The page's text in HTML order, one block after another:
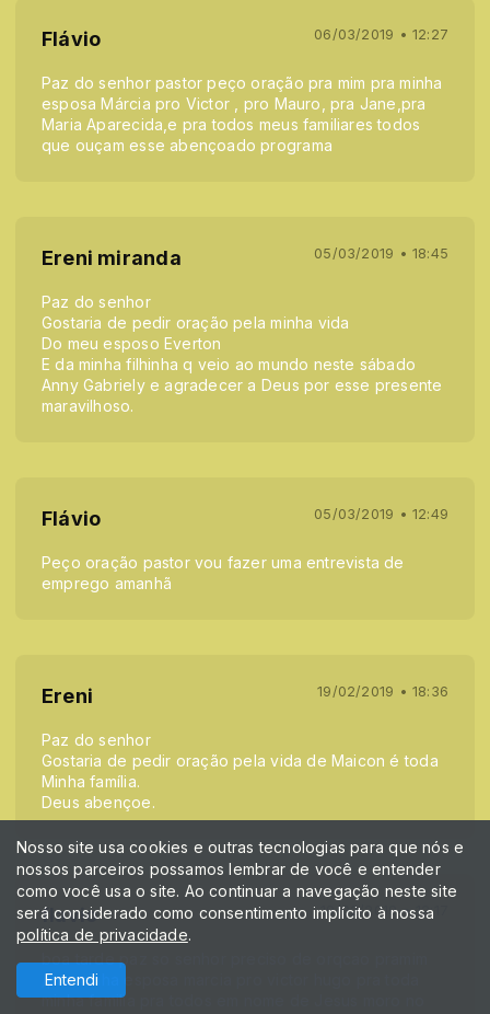
Flávio 06/03/2019 • 12:27
Paz do senhor pastor peço oração pra mim pra minha
esposa Márcia pro Victor , pro Mauro, pra Jane,pra
Maria Aparecida,e pra todos meus familiares todos
que ouçam esse abençoado programa
Ereni miranda 05/03/2019 • 18:45
Paz do senhor
Gostaria de pedir oração pela minha vida
Do meu esposo Everton
E da minha filhinha q veio ao mundo neste sábado
Anny Gabriely e agradecer a Deus por esse presente
maravilhoso.
Flávio 05/03/2019 • 12:49
Peço oração pastor vou fazer uma entrevista de
emprego amanhã
Ereni 19/02/2019 • 18:36
Paz do senhor
Gostaria de pedir oração pela vida de Maicon é toda
Minha família.
Deus abençoe.
flavio 19/02/2019 • 12:17
boa tarde paz so senhor preciso de orqcao pramim
/pra minha esposa marcia pro victor hugo pra toda
minha familia pra todos em nome de Jesus moro no
Nosso site usa cookies e outras tecnologias para que nós e
nossos parceiros possamos lembrar de você e entender
como você usa o site. Ao continuar a navegação neste site
será considerado como consentimento implícito à nossa
política de privacidade.
Entendi